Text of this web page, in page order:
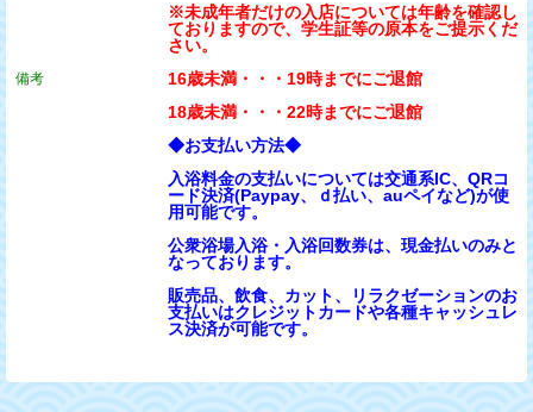
備考
※未成年者だけの入店については年齢を確認し
ておりますので、学生証等の原本をご提示くだ
さい。
16歳未満・・・19時までにご退館
18歳未満・・・22時までにご退館
◆お支払い方法◆
入浴料金の支払いについては交通系IC、QRコ
ード決済(Paypay、ｄ払い、auペイなど)が使
用可能です。
公衆浴場入浴・入浴回数券は、現金払いのみと
なっております。
販売品、飲食、カット、リラクゼーションのお
支払いはクレジットカードや各種キャッシュレ
ス決済が可能です。